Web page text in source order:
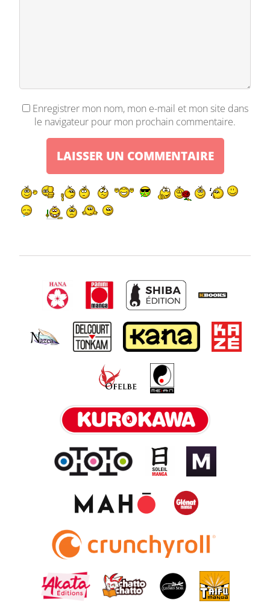
Enregistrer mon nom, mon e-mail et mon site dans
le navigateur pour mon prochain commentaire.